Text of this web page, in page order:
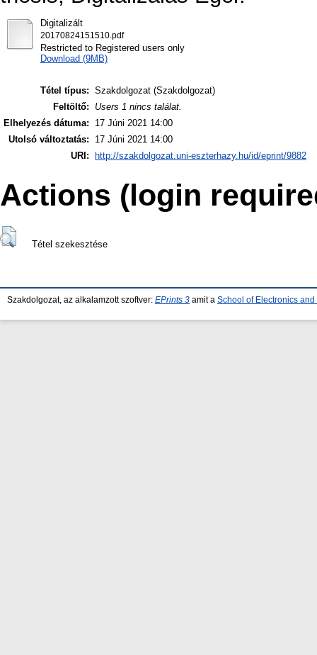
Digitalizált
20170824151510.pdf
Restricted to Registered users only
Download (9MB)
Tétel típus: Szakdolgozat (Szakdolgozat)
Feltöltő:
Users 1 nincs találat.
Elhelyezés dátuma:
17 Júni 2021 14:00
Utolsó változtatás:
17 Júni 2021 14:00
URI:
http://szakdolgozat.uni-eszterhazy.hu/id/eprint/9882
Actions (login
Tétel szekesztése
Szakdolgozat, az alkalamzott szoftver: EPrints 3 amit a School of Electronics